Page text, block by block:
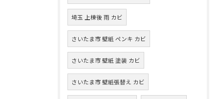
埼玉 上棟後 雨 カビ
さいたま市 壁紙 ペンキ カビ
さいたま市 壁紙 塗装 カビ
さいたま市 壁紙張替え カビ